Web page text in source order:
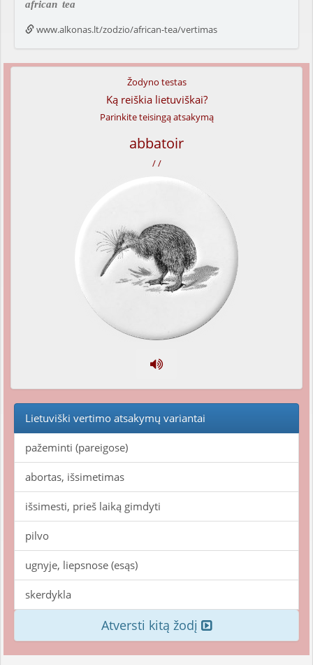
african tea
www.alkonas.lt/zodzio/african-tea/vertimas
Žodyno testas
Ką reiškia lietuviškai?
Parinkite teisingą atsakymą
abbatoir
/ /
Lietuviški vertimo atsakymų variantai
pažeminti (pareigose)
abortas, išsimetimas
išsimesti, prieš laiką gimdyti
pilvo
ugnyje, liepsnose (esąs)
skerdykla
Atversti kitą žodį